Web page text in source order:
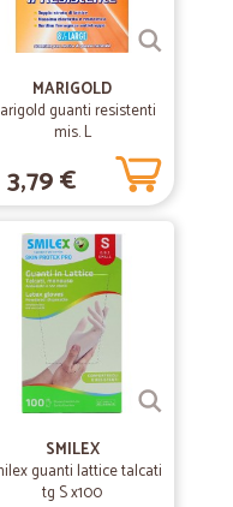
MARIGOLD
guanti resistenti
mis. L
3,79 €
SMILEX
guanti lattice talcati
tg S x100